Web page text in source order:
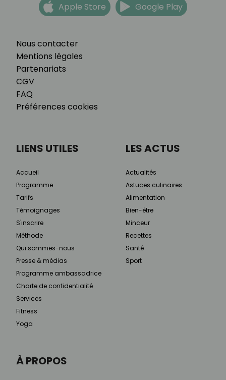
Nous contacter
Mentions légales
Partenariats
CGV
FAQ
Préférences cookies
Apple Store Google Play
À PROPOS
LIENS UTILES
Accueil
Programme
Tarifs
Témoignages
S'inscrire
Méthode
Qui sommes-nous
Presse & médias
Programme ambassadrice
Charte de confidentialité
Services
Fitness
Yoga
LES ACTUS
Actualités
Astuces culinaires
Alimentation
Bien-être
Minceur
Recettes
Santé
Sport